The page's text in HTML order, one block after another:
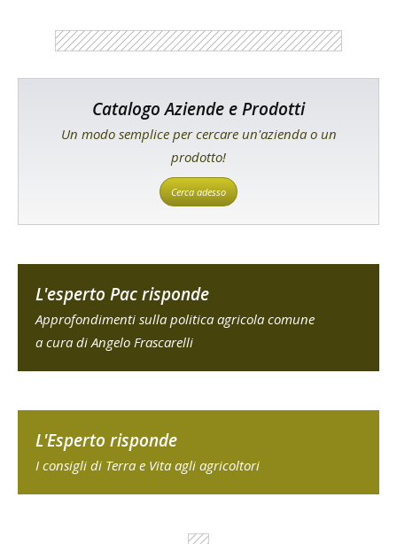
Catalogo Aziende e Prodotti
Un modo semplice per cercare un'azienda o un
prodotto!
Cerca adesso
L'esperto Pac risponde
Approfondimenti sulla politica agricola comune
a cura di Angelo Frascarelli
L'Esperto risponde
I consigli di Terra e Vita agli agricoltori